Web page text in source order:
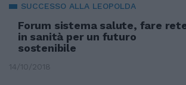
SUCCESSO ALLA LEOPOLDA
Forum sistema salute, fare
in sanità per un futuro
sostenibile
14/10/2018